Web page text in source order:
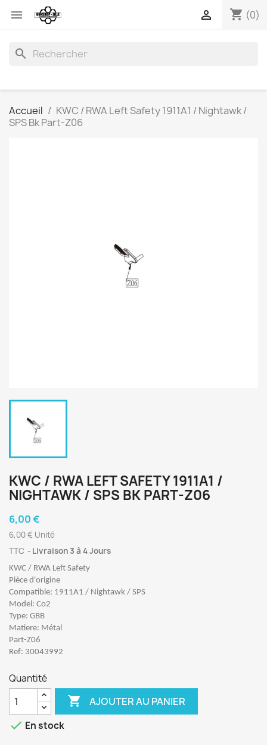
 shopping_cart (0)

search
Accueil
KWC / RWA Left Safety 1911A1 / Nightawk /
SPS Bk Part-Z06
KWC / RWA LEFT SAFETY 1911A1 /
NIGHTAWK / SPS BK PART-Z06
6,00 €
6,00 € Unité
TTC
Livraison 3 à 4 Jours
KWC / RWA Left Safety
Pièce d'origine
Compatible: 1911A1 / Nightawk / SPS
Model: Co2
Type: GBB
Matiere: Métal
Part-Z06
Ref: 30043992
Quantité
 AJOUTER AU PANIER
 En stock